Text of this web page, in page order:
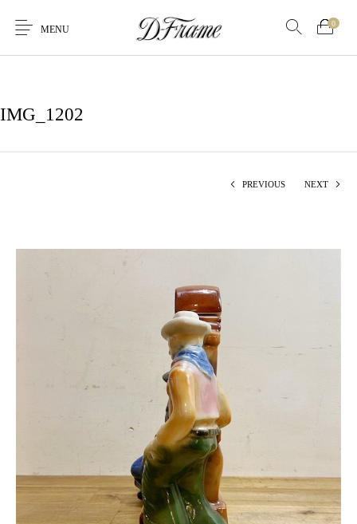
MENU
0
IMG_1202
PREVIOUS NEXT